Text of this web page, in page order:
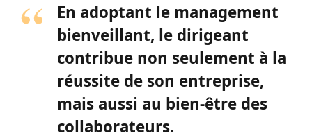
En adoptant le management
bienveillant, le dirigeant
contribue non seulement à la
réussite de son entreprise,
mais aussi au bien-être des
collaborateurs.